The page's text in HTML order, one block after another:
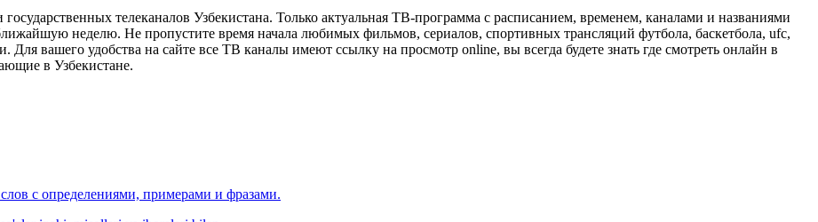
телеканалов Узбекистана. Только актуальная ТВ-программа с расписанием, временем, каналами и названиями
неделю. Не пропустите время начала любимых фильмов, сериалов, спортивных трансляций футбола, баскетбола, ufc,
вашего удобства на сайте все ТВ каналы имеют ссылку на просмотр online, вы всегда будете знать где смотреть онлайн в
в Узбекистане.
с определениями, примерами и фразами.